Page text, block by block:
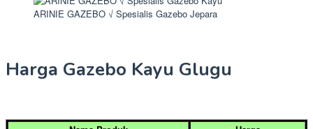
ARINIE GAZEBO √ Spesialis Gazebo Jepara
Harga Gazebo Kayu Glugu